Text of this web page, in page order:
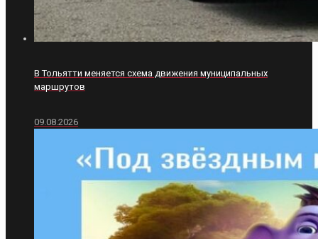
В Тольятти меняется схема движения муниципальных
маршрутов
09.08.2026